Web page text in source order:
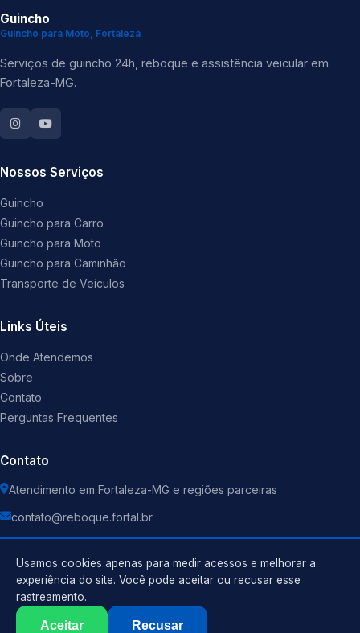
Guincho
Guincho para Moto, Fortaleza
Serviços de guincho 24h, reboque e assistência veicular em
Fortaleza-MG.
Nossos Serviços
Guincho
Guincho para Carro
Guincho para Moto
Guincho para Caminhão
Transporte de Veículos
Links Úteis
Onde Atendemos
Sobre
Contato
Perguntas Frequentes
Contato
Atendimento em Fortaleza-MG e regiões parceiras
contato@reboque.fortal.br
Guincho . Todos os direitos reservados.
Usamos cookies apenas para medir acessos e melhorar a
experiência do site. Você pode aceitar ou recusar esse
rastreamento.
Aceitar Recusar